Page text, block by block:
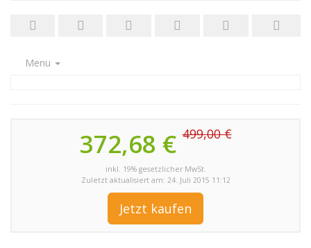
Menu
372,68 €499,00 €
inkl. 19% gesetzlicher MwSt.
Zuletzt aktualisiert am: 24. Juli 2015 11:12
Jetzt kaufen